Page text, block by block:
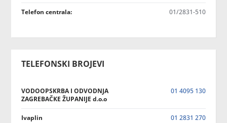
Telefon centrala: 01/2831-510
TELEFONSKI BROJEVI
VODOOPSKRBA I ODVODNJA
ZAGREBAČKE ŽUPANIJE d.o.o
01 4095 130
Ivaplin 01 2831 270